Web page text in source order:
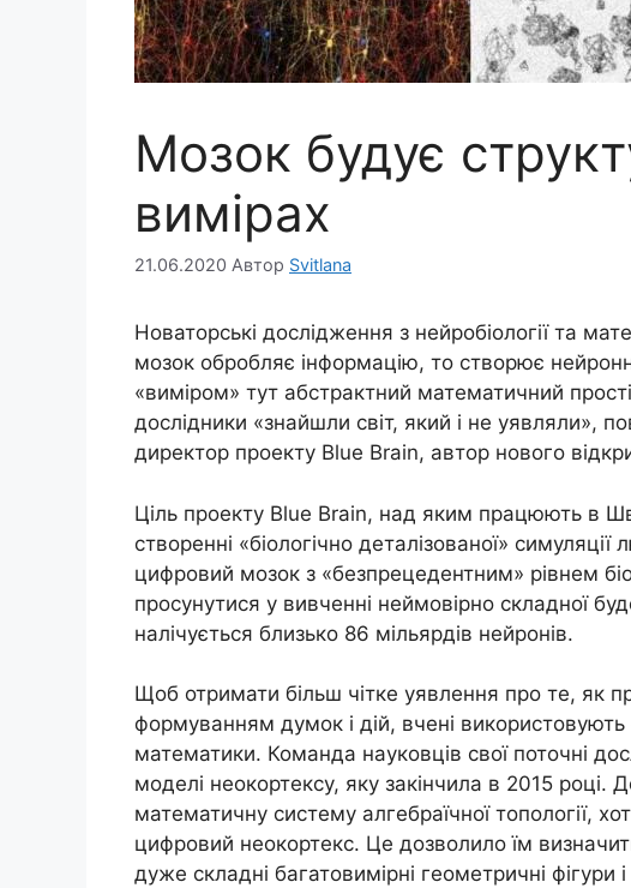
Мозок будує
вимірах
21.06.2020 Автор Svitlana
Новаторські дослідження з нейробіології та
мозок обробляє інформацію, то створює
«виміром» тут абстрактний математичний
дослідники «знайшли світ, який і не уявляли»,
директор проекту Blue Brain, автор нового
Ціль проекту Blue Brain, над яким працюють в
створенні «біологічно деталізованої»
цифровий мозок з «безпрецедентним» рівнем
просунутися у вивченні неймовірно складної
налічується близько 86 мільярдів нейронів.
Щоб отримати більш чітке уявлення про те, як
формуванням думок і дій, вчені
математики. Команда науковців свої поточні
моделі неокортексу, яку закінчила в 2015 році.
математичну систему алгебраїчної топології,
цифровий неокортекс. Це дозволило їм
дуже складні багатовимірні геометричні фігури